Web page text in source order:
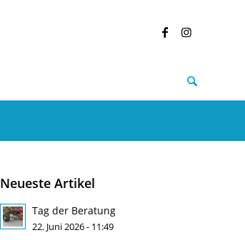
Neueste Artikel
Tag der Beratung
22. Juni 2026 - 11:49